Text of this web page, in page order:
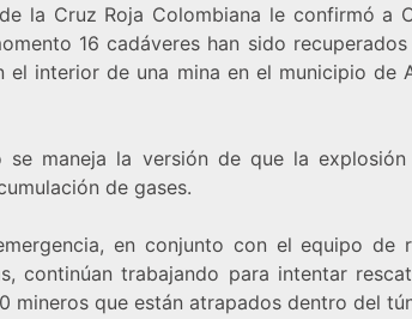
la Cruz Roja Colombiana le confirmó a
16 cadáveres han sido
el interior de una mina en el municipio de
se maneja la versión de que la explosión
de gases.
en conjunto con el equipo de
continúan trabajando para intentar
mineros que están atrapados dentro del